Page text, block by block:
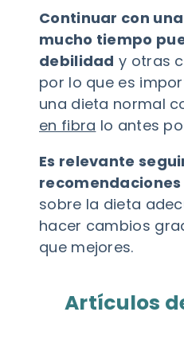
Continuar con
mucho tiempo
debilidad y otras
por lo que es
una dieta normal
en fibra lo antes
Es relevante
sobre la dieta
hacer cambios
que mejores.
Artículos